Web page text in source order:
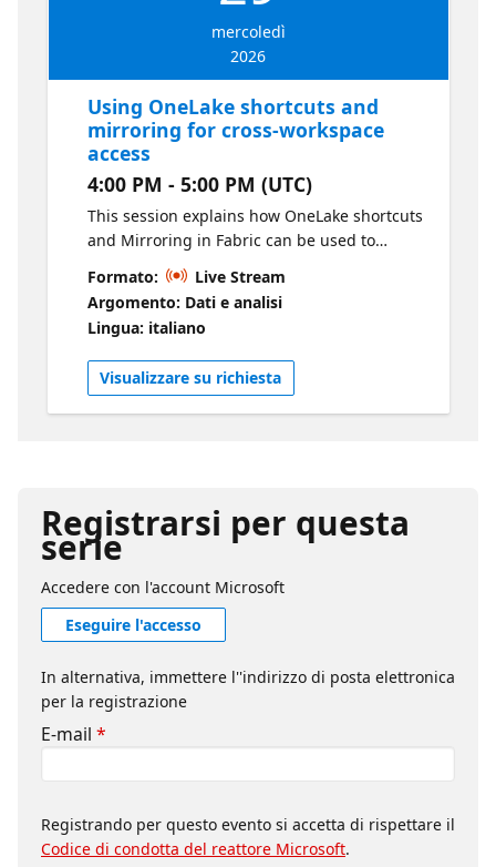
catalog, find the right assets faster and
improve trust and. governance over time
mercoledì
2026
Using OneLake shortcuts and
mirroring for cross-workspace
access
4:00 PM - 5:00 PM (UTC)
This session explains how OneLake shortcuts
and Mirroring in Fabric can be used to
connect and share data across workspaces
without making extra copies, and what that
means for access control. It covers what
shortcuts are, how access is evaluated across
the shortcut location and the target location.
We then walk through what mirroring is and
how OneLake data access roles can be used
Formato:
Live Stream
Argomento: Dati e analisi
Lingua: italiano
Visualizzare su richiesta
Registrarsi per questa
serie
Accedere con l'account Microsoft
Eseguire l'accesso
In alternativa, immettere l''indirizzo di posta elettronica
per la registrazione
E-mail *
Registrando per questo evento si accetta di rispettare il
Codice di condotta del reattore Microsoft.